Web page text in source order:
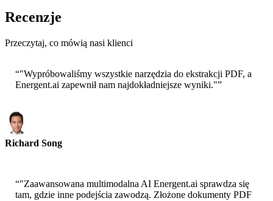
Recenzje
Przeczytaj, co mówią nasi klienci
“"Wypróbowaliśmy wszystkie narzędzia do ekstrakcji PDF, a
Energent.ai zapewnił nam najdokładniejsze wyniki."”
Richard Song
“"Zaawansowana multimodalna AI Energent.ai sprawdza się
tam, gdzie inne podejścia zawodzą. Złożone dokumenty PDF